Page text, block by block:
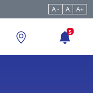
A - A A+
5